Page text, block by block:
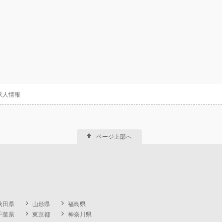
人情報
田県 山形県
福島県
葉県
東京都
神奈川県
ページ上部へ